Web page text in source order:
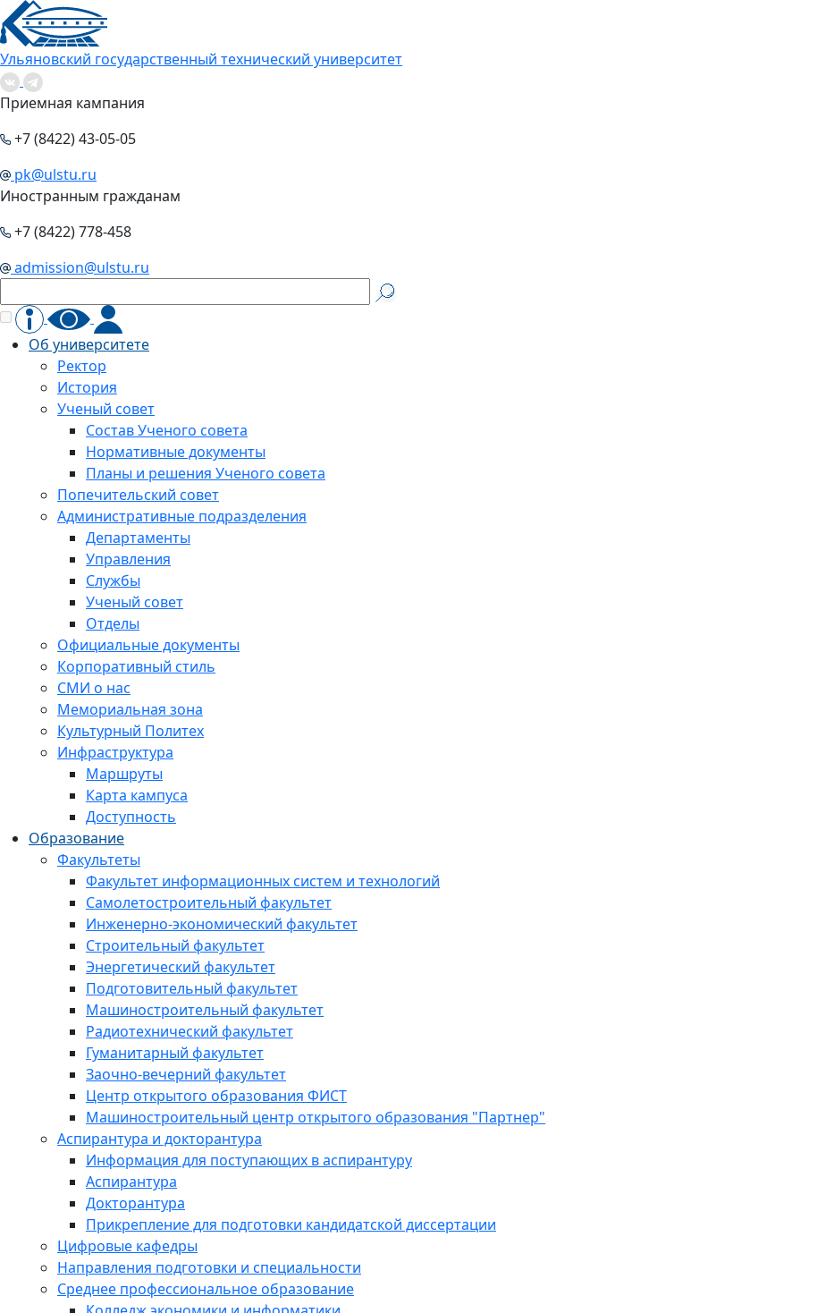
Ульяновский государственный технический университет
Приемная кампания
+7 (8422) 43-05-05
pk@ulstu.ru
Иностранным гражданам
+7 (8422) 778-458
admission@ulstu.ru
Об университете
Ректор
История
Ученый совет
Состав Ученого совета
Нормативные документы
Планы и решения Ученого совета
Попечительский совет
Административные подразделения
Департаменты
Управления
Службы
Ученый совет
Отделы
Официальные документы
Корпоративный стиль
СМИ о нас
Мемориальная зона
Культурный Политех
Инфраструктура
Маршруты
Карта кампуса
Доступность
Образование
Факультеты
Факультет информационных систем и технологий
Самолетостроительный факультет
Инженерно-экономический факультет
Строительный факультет
Энергетический факультет
Подготовительный факультет
Машиностроительный факультет
Радиотехнический факультет
Гуманитарный факультет
Заочно-вечерний факультет
Центр открытого образования ФИСТ
Машиностроительный центр открытого образования "Партнер"
Аспирантура и докторантура
Информация для поступающих в аспирантуру
Аспирантура
Докторантура
Прикрепление для подготовки кандидатской диссертации
Цифровые кафедры
Направления подготовки и специальности
Среднее профессиональное образование